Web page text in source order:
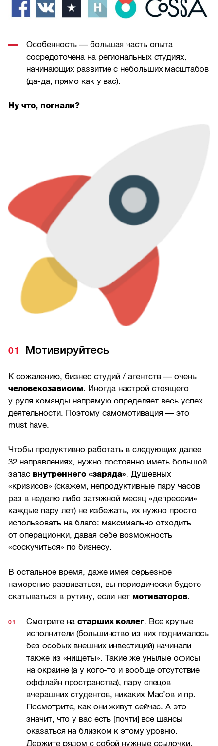
Особенность — большая часть опыта
сосредоточена на региональных студиях,
начинающих развитие с небольших масштабов
(да-да, прямо как у вас).
Ну что, погнали?
Мотивируйтесь
К сожалению, бизнес студий /агентств — очень
человекозависим. Иногда настрой стоящего
у руля команды напрямую определяет весь успех
деятельности. Поэтому самомотивация — это
must have.
Чтобы продуктивно работать в следующих далее
32 направлениях, нужно постоянно иметь большой
запас внутреннего «заряда». Душевных
«кризисов» (скажем, непродуктивные пару часов
раз в неделю либо затяжной месяц «депрессии»
каждые пару лет) не избежать, их нужно просто
использовать на благо: максимально отходить
от операционки, давая себе возможность
«соскучиться» по бизнесу.
В остальное время, даже имея серьезное
намерение развиваться, вы периодически будете
скатываться в рутину, если нет мотиваторов.
Смотрите настарших коллег. Все крутые
исполнители (большинство из них поднималось
без особых внешних инвестиций) начинали
также из «нищеты». Такие же унылые офисы
на окраине (а у кого-то и вообще отсутствие
оффлайн пространства), пару спецов
вчерашних студентов, никаких Mac’ов и пр.
Посмотрите, как они живут сейчас. А это
значит, что у вас есть [почти] все шансы
оказаться на близком к этому уровню.
Держите рядом с собой нужные ссылочки,